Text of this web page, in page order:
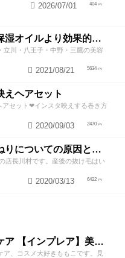
404
2026/07/01
シャンプーや保湿オイルより効果的！？美容師が教える頭皮の臭い＆乾燥ケアとは
立川・八王子・中野・三鷹の美容
5634
2021/08/21
えヘアセット
セット❤︎インスタ映えする巻き方
2470
2020/09/03
産後の髪のうねりについての原因と対策！
店長川村です。産後の抜け毛はい
6422
2020/03/13
最強のスキンケア 【インプレア】美容師がオススメする、神ポイント5つ公開！
ア、コスメ大好きももこです。見